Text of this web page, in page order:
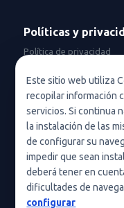
Este sitio web utiliza
recopilar información
servicios. Si continua
la instalación de las
de configurar su
impedir que sean
deberá tener en
dificultades de
configurar
Políticas y
Política de privacidad
Política de privacidad en
Condiciones de uso
Política de cookies (UE)
Política de cookies
Condiciones generales
Nota legal